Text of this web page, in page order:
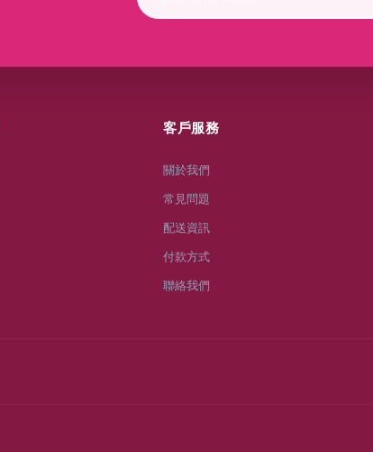
客戶服務
關於我們
常見問題
配送資訊
付款方式
聯絡我們